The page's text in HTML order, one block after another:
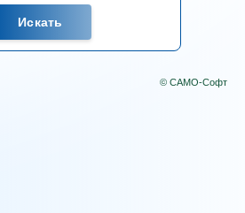
© САМО-Софт